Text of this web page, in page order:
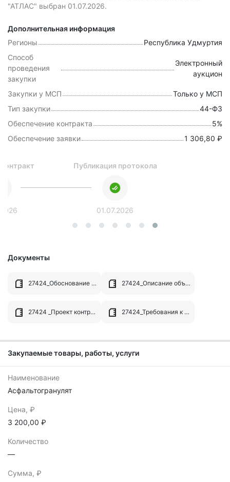
"АТЛАС" выбран 01.07.2026.
Дополнительная информация
Регионы
Республика Удмуртия
Способ
проведения
закупки
Электронный
аукцион
Закупки у МСП
Только у МСП
Тип закупки
44-ФЗ
Обеспечение контракта
5%
Обеспечение заявки
1 306,80 ₽
Публикация протокола
01.07.2026
Документы
27424_Обоснование НМЦК.docx 27424_Описание объекта закупки.docx
27424 _Проект контракта.docx 27424_Требования к заявке.docx
Закупаемые товары, работы, услуги
Наименование
Асфальтогранулят
Цена, ₽
3 200,00 ₽
Количество
—
Сумма, ₽